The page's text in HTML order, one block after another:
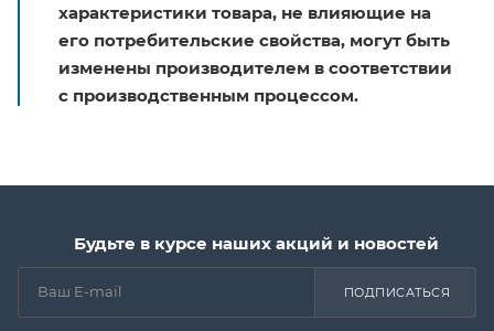
характеристики товара, не влияющие на
его потребительские свойства, могут быть
изменены производителем в соответствии
с производственным процессом.
Будьте в курсе наших акций и новостей
ПОДПИСАТЬСЯ